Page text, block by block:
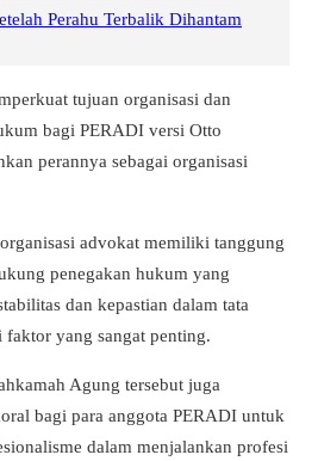
Perahu Terbalik Dihantam
tujuan organisasi dan
bagi PERADI versi Otto
perannya sebagai organisasi
advokat memiliki tanggung
penegakan hukum yang
dan kepastian dalam tata
yang sangat penting.
Agung tersebut juga
bagi para anggota PERADI untuk
dalam menjalankan profesi